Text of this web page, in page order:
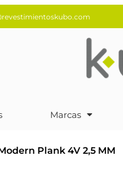
Marcas
Plank 4V 2,5 MM